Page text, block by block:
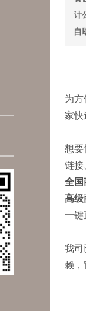
计
自
为
家快
想要
链接
全国
高级
一键
我司
赖，